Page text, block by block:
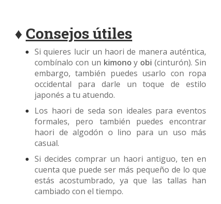
♦ Consejos útiles
Si quieres lucir un haori de manera auténtica,
combínalo con un kimonoy obi(cinturón). Sin
embargo, también puedes usarlo con ropa
occidental para darle un toque de estilo
japonés a tu atuendo.
Los haori de seda son ideales para eventos
formales, pero también puedes encontrar
haori de algodón o lino para un uso más
casual.
Si decides comprar un haori antiguo, ten en
cuenta que puede ser más pequeño de lo que
estás acostumbrado, ya que las tallas han
cambiado con el tiempo.